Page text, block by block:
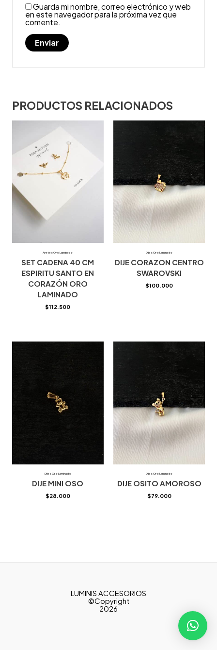
Guarda mi nombre, correo electrónico y web
en este navegador para la próxima vez que
comente.
PRODUCTOS RELACIONADOS
Aretes Oro Laminado
SET CADENA 40 CM
ESPIRITU SANTO EN
CORAZÓN ORO
LAMINADO
$112.500
Dijes Oro Laminado
DIJE CORAZON CENTRO
SWAROVSKI
$100.000
Dijes Oro Laminado
DIJE MINI OSO
$28.000
Dijes Oro Laminado
DIJE OSITO AMOROSO
$79.000
LUMINIS ACCESORIOS
©Copyright
2026